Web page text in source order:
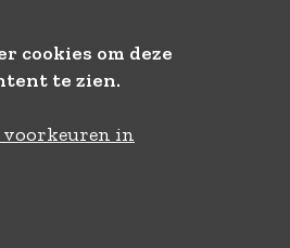
cookies om deze
te zien.
voorkeuren in